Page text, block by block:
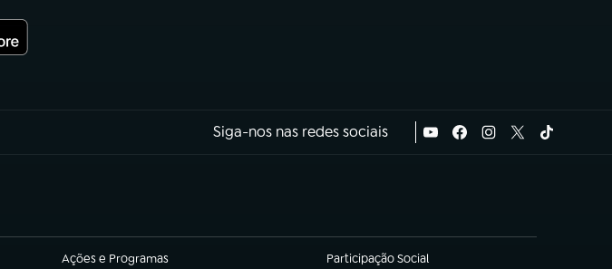
Siga-nos nas redes sociais
Ações e Programas
(abre em nova aba) Participação Social
(abre em nova aba)